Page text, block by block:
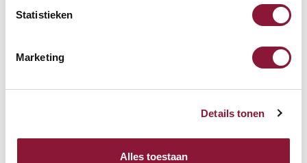
Statistieken
Marketing
Details tonen
Alles toestaan